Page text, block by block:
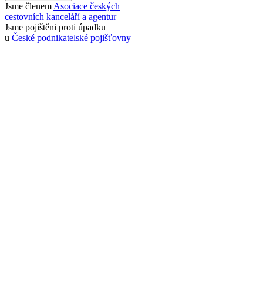
Jsme členem Asociace českých
cestovních kanceláří a agentur
Jsme pojištěni proti úpadku
u České podnikatelské pojišťovny